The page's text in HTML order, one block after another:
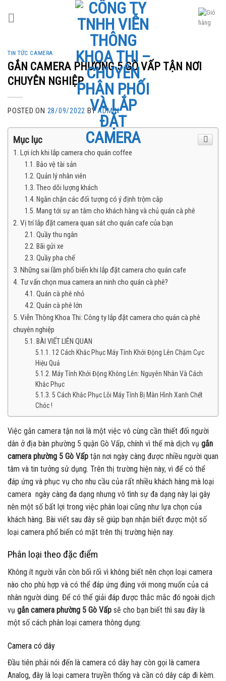
TIN TỨC CAMERA
GẮN CAMERA PHƯỜNG 5 GÒ VẤP TẬN NƠI
CHUYÊN NGHIỆP
POSTED ON 28/09/2022 BYADMIN
Mục lục
Lợi ích khi lắp camera cho quán coffee
Bảo vệ tài sản
Quản lý nhân viên
Theo dõi lượng khách
Ngăn chặn các đối tượng có ý định trộm cắp
Mang tới sự an tâm cho khách hàng và chủ quán cà phê
Vị trí lắp đặt camera quan sát cho quán cafe của bạn
Quầy thu ngân
Bãi gửi xe
Quầy pha chế
Những sai lầm phổ biến khi lắp đặt camera cho quán cafe
Tư vấn chọn mua camera an ninh cho quán cà phê?
Quán cà phê nhỏ
Quán cà phê lớn
Viễn Thông Khoa Thi: Công ty lắp đặt camera cho quán cà phê
chuyên nghiệp
BÀI VIẾT LIÊN QUAN
12 Cách Khắc Phục Máy Tính Khởi Động Lên Chậm Cực
Hiệu Quả
Máy Tính Khởi Động Không Lên: Nguyên Nhân Và Cách
Khắc Phục
5 Cách Khắc Phục Lỗi Máy Tính Bị Màn Hình Xanh Chết
Chóc !
Việc gắn camera tận nơi là một việc vô cùng cần thiết đối người
dân ở địa bàn phường 5 quận Gò Vấp, chính vì thế mà dịch vụ gắn
camera phường 5 Gò Vấp tận nơi ngày càng được nhiều người quan
tâm và tin tưởng sử dụng. Trên thị trường hiện này, vì để có thể
đáp ứng và phục vụ cho nhu cầu của rất nhiều khách hàng mà loại
camera ngày càng đa dạng nhưng vô tình sự đa dạng này lại gây
nên một số bất lợi trong việc phân loại cũng như lựa chọn của
khách hàng. Bài viết sau đây sẽ giúp bạn nhận biết được một số
loại camera phổ biến có mặt trên thị trường hiện nay.
Phân loại theo đặc điểm
Không ít người vẫn còn bối rối vì không biết nên chọn loại camera
nào cho phù hợp và có thể đáp ứng đúng với mong muốn của cá
nhân người dùng. Để có thể giải đáp được thắc mắc đó ngoài dịch
vụ gắn camera phường 5 Gò Vấp sẽ cho bạn biết thì sau đây là
một số cách phân loại camera thông dụng:
Camera có dây
Đầu tiên phải nói đến là camera có dây hay còn gọi là camera
Analog, đây là loại camera truyền thống và cần có dây cáp đi kèm.